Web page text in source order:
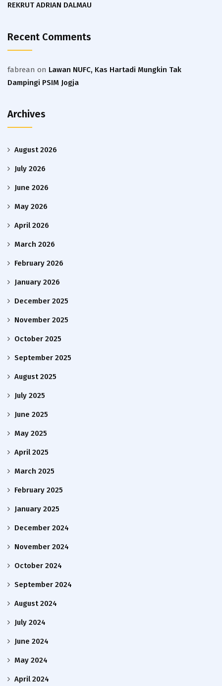
REKRUT ADRIAN DALMAU
Recent Comments
fabrean on Lawan NUFC, Kas Hartadi Mungkin Tak
Dampingi PSIM Jogja
Archives
August 2026
July 2026
June 2026
May 2026
April 2026
March 2026
February 2026
January 2026
December 2025
November 2025
October 2025
September 2025
August 2025
July 2025
June 2025
May 2025
April 2025
March 2025
February 2025
January 2025
December 2024
November 2024
October 2024
September 2024
August 2024
July 2024
June 2024
May 2024
April 2024